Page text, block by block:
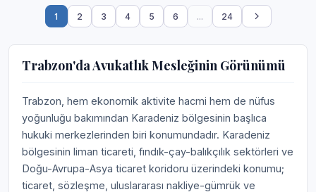
1 2 3 4 5 6 ... 24
Trabzon'da Avukatlık Mesleğinin Görünümü
Trabzon, hem ekonomik aktivite hacmi hem de nüfus
yoğunluğu bakımından Karadeniz bölgesinin başlıca
hukuki merkezlerinden biri konumundadır. Karadeniz
bölgesinin liman ticareti, fındık-çay-balıkçılık sektörleri ve
Doğu-Avrupa-Asya ticaret koridoru üzerindeki konumu;
ticaret, sözleşme, uluslararası nakliye-gümrük ve